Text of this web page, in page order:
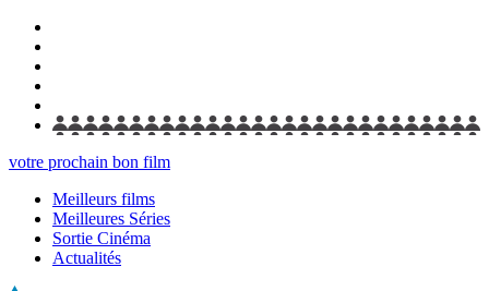
votre prochain bon film
Meilleurs films
Meilleures Séries
Sortie Cinéma
Actualités